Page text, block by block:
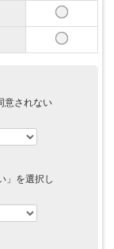
意されない
」を選択し